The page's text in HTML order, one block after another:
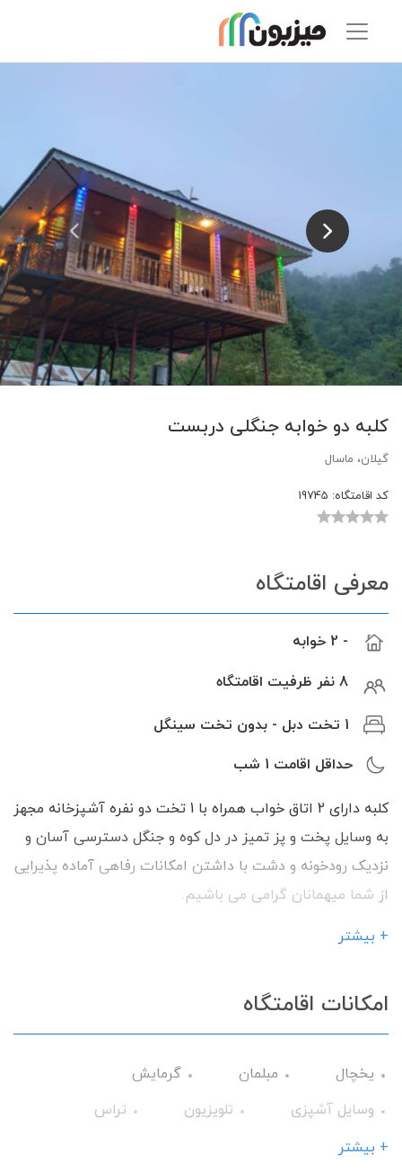
کلبه دو خوابه جنگلی دربست
گیلان، ماسال
کد اقامتگاه:
معرفی اقامتگاه
- 2 خوابه
8 نفر ظرفیت اقامتگاه
1 تخت دبل - بدون تخت سینگل
حداقل اقامت 1 شب
کلبه دارای 2 اتاق خواب همراه با 1 تخت دو نفره آشپزخانه مجهز
به وسایل پخت و پز تمیز در دل کوه و جنگل دسترسی آسان و
نزدیک رودخونه و دشت با داشتن امکانات رفاهی آماده پذیرایی
از شما میهمانان گرامی می باشیم.
+ بیشتر
امکانات اقامتگاه
یخچال مبلمان
گرمایش
وسایل آشپزی
تلویزیون
تراس
حمام
+ بیشتر